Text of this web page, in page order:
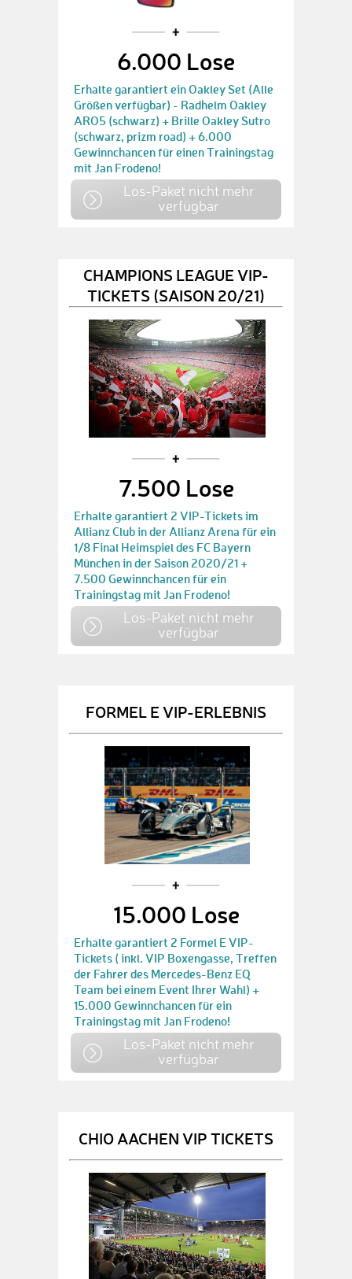
6.000 Lose
Erhalte garantiert ein Oakley Set (Alle
Größen verfügbar) - Radhelm Oakley
ARO5 (schwarz) + Brille Oakley Sutro
(schwarz, prizm road) + 6.000
Gewinnchancen für einen Trainingstag
mit Jan Frodeno!
Los-Paket nicht mehr
verfügbar
CHAMPIONS LEAGUE VIP-
TICKETS (SAISON 20/21)
7.500 Lose
Erhalte garantiert 2 VIP-Tickets im
Allianz Club in der Allianz Arena für ein
1/8 Final Heimspiel des FC Bayern
München in der Saison 2020/21 +
7.500 Gewinnchancen für ein
Trainingstag mit Jan Frodeno!
Los-Paket nicht mehr
verfügbar
FORMEL E VIP-ERLEBNIS
15.000 Lose
Erhalte garantiert 2 Formel E VIP-
Tickets ( inkl. VIP Boxengasse, Treffen
der Fahrer des Mercedes-Benz EQ
Team bei einem Event Ihrer Wahl) +
15.000 Gewinnchancen für ein
Trainingstag mit Jan Frodeno!
Los-Paket nicht mehr
verfügbar
CHIO AACHEN VIP TICKETS